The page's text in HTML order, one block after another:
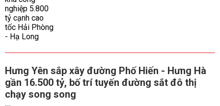
Hưng Yên sắp xây đường Phố Hiến - Hưng Hà
gần 16.500 tỷ, bố trí tuyến đường sắt đô thị
chạy song song